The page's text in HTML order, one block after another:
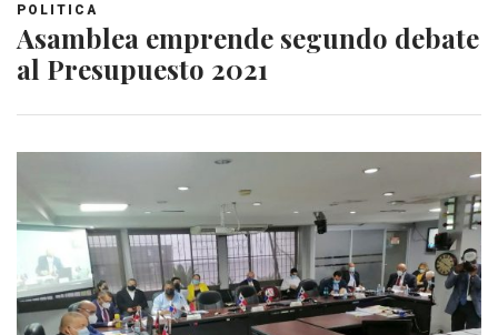
POLITICA
Asamblea emprende segundo debate
al Presupuesto 2021